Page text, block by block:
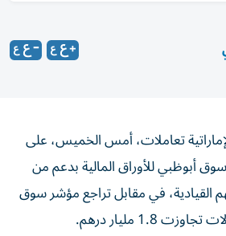
تعاملات، أمس الخميس، على
أبوظبي للأوراق المالية بدعم من
في مقابل تراجع مؤشر سوق
1.8 مليار درهم.